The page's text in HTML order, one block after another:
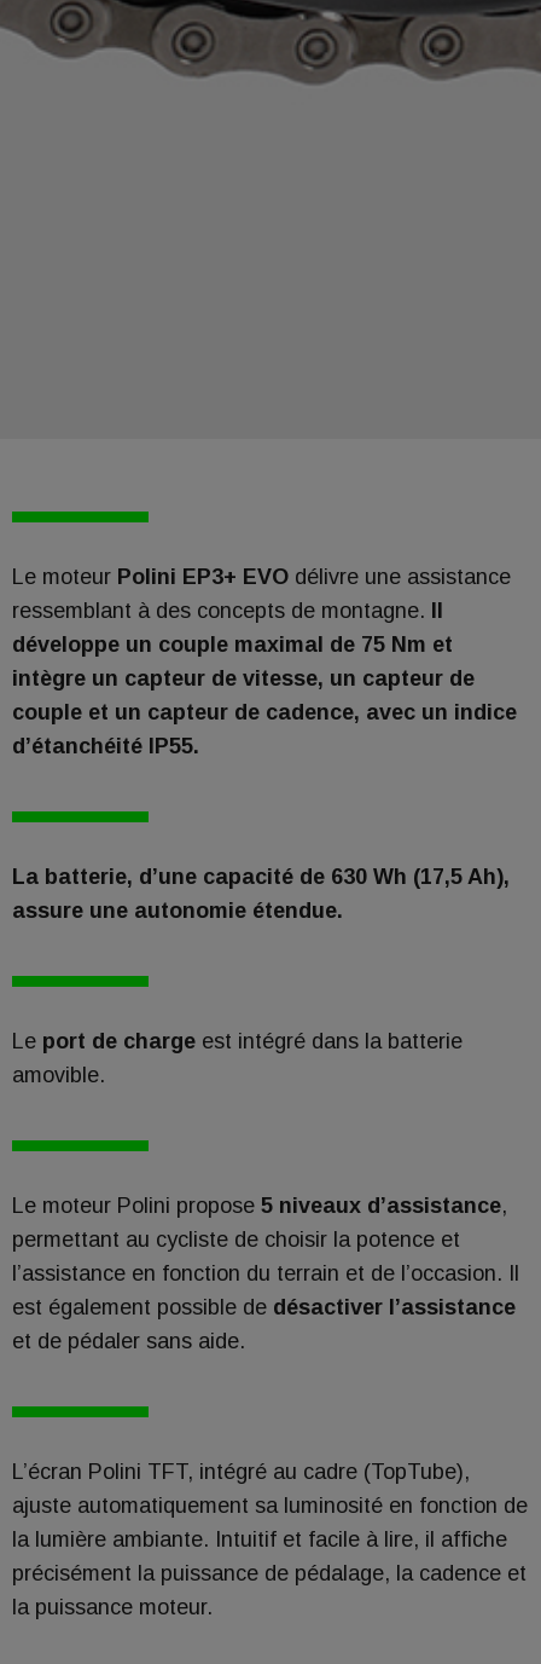
Le moteur Polini EP3+ EVO délivre une assistance
ressemblant à des concepts de montagne.
développe un couple maximal de 75 Nm et
intègre un capteur de vitesse, un capteur de
couple et un capteur de cadence, avec un indice
d’étanchéité IP55.
La batterie, d’une capacité de 630 Wh (17,5 Ah),
assure une autonomie étendue.
Le port de charge est intégré dans la batterie
amovible.
Le moteur Polini propose 5 niveaux d’assistance,
permettant au cycliste de choisir la potence et
l’assistance en fonction du terrain et de l’occasion. Il
est également possible de désactiver l’assistance
et de pédaler sans aide.
L’écran Polini TFT, intégré au cadre (TopTube),
ajuste automatiquement sa luminosité en fonction de
la lumière ambiante. Intuitif et facile à lire, il affiche
précisément la puissance de pédalage, la cadence et
la puissance moteur.